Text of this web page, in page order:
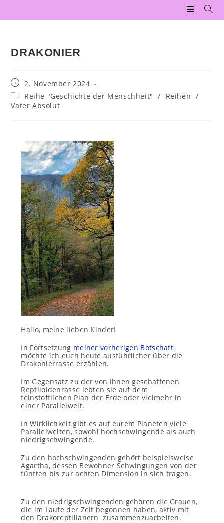
DRAKONIER
2. November 2024
Reihe "Geschichte der Menschheit"
/ Reihen /
Vater Absolut
Hallo, meine lieben Kinder!
In Fortsetzung meiner vorherigen Botschaft
möchte ich euch heute ausführlicher über die
Drakonierrasse erzählen.
Im Gegensatz zu der von ihnen geschaffenen
Reptiloidenrasse lebten sie auf dem
feinstofflichen Plan der Erde oder vielmehr in
einer Parallelwelt.
In Wirklichkeit gibt es auf eurem Planeten viele
Parallelwelten, sowohl hochschwingende als auch
niedrigschwingende.
Zu den hochschwingenden gehört beispielsweise
Agartha, dessen Bewohner Schwingungen von der
fünften bis zur achten Dimension in sich tragen.
Zu den niedrigschwingenden gehören die Grauen,
die im Laufe der Zeit begonnen haben, aktiv mit
den Drakoreptilianern zusammenzuarbeiten.